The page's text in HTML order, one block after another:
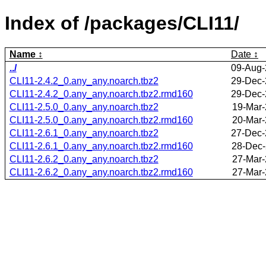
Index of /packages/CLI11/
Name
Date
../
09-
CLI11-2.4.2_0.any_any.noarch.tbz2
29-
CLI11-2.4.2_0.any_any.noarch.tbz2.rmd160
29-
CLI11-2.5.0_0.any_any.noarch.tbz2
19-
CLI11-2.5.0_0.any_any.noarch.tbz2.rmd160
20-
CLI11-2.6.1_0.any_any.noarch.tbz2
27-
CLI11-2.6.1_0.any_any.noarch.tbz2.rmd160
28-
CLI11-2.6.2_0.any_any.noarch.tbz2
27-
CLI11-2.6.2_0.any_any.noarch.tbz2.rmd160
27-